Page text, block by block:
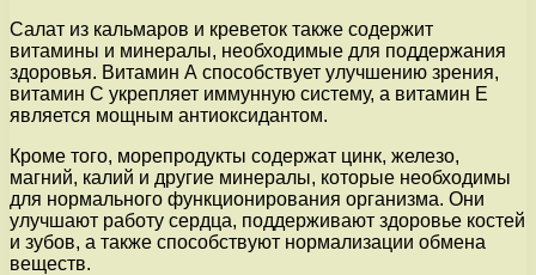
Салат из кальмаров и креветок также содержит
витамины и минералы, необходимые для поддержания
здоровья. Витамин А способствует улучшению зрения,
витамин С укрепляет иммунную систему, а витамин Е
является мощным антиоксидантом.
Кроме того, морепродукты содержат цинк, железо,
магний, калий и другие минералы, которые необходимы
для нормального функционирования организма. Они
улучшают работу сердца, поддерживают здоровье костей
и зубов, а также способствуют нормализации обмена
веществ.